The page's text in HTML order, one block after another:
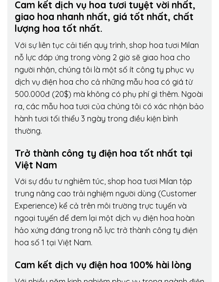
Cam kết dịch vụ hoa tươi tuyệt vời nhất,
giao hoa nhanh nhất, giá tốt nhất, chất
lượng hoa tốt nhất.
Với sự liên tục cải tiến quy trình, shop hoa tươi Milan
nỗ lực đáp ứng trong vòng 2 giờ sẽ giao hoa cho
người nhận, chúng tôi là một số ít công ty phục vụ
dịch vụ điện hoa cho cả những mẫu hoa có giá từ
500.000đ (20$) mà không có phụ phí gì thêm. Ngoài
ra, các mẫu hoa tươi của chúng tôi có xác nhận bảo
hành tươi tối thiểu 3 ngày trong điều kiện bình
thường.
Trở thành công ty điện hoa tốt nhất tại
Việt Nam
Với sự đầu tư nghiêm túc, shop hoa tươi Milan tập
trung nâng cao trải nghiệm người dùng (Customer
Experience) kể cả trên môi trường trực tuyến và
ngoại tuyến để đem lại một dịch vụ điện hoa hoàn
hảo xứng đáng trong nỗ lực trở thành công ty điện
hoa số 1 tại Việt Nam.
Cam kết dịch vụ điện hoa 100% hài lòng